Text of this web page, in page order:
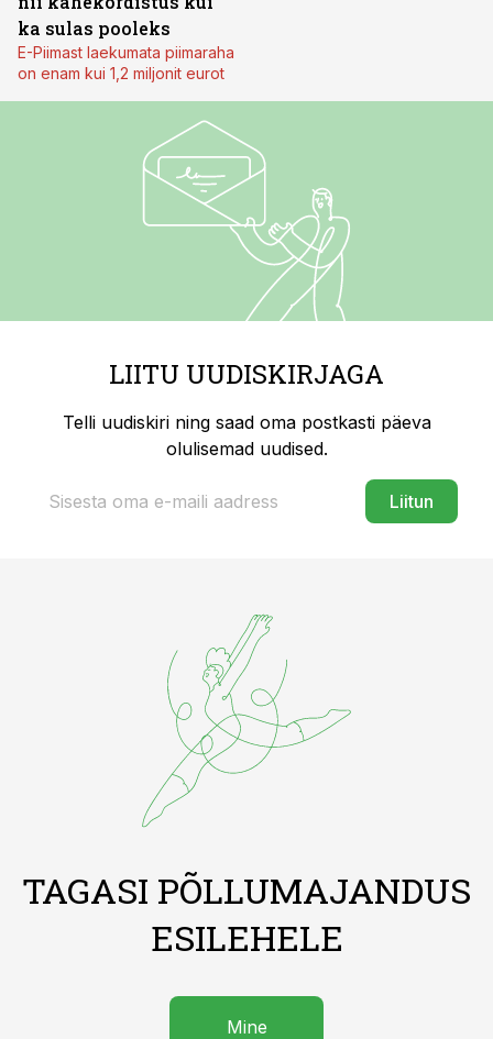
ka sulas pooleks
E-Piimast laekumata piimaraha
on enam kui 1,2 miljonit eurot
LIITU UUDISKIRJAGA
Telli uudiskiri ning saad oma postkasti päeva
olulisemad uudised.
Liitun
TAGASI PÕLLUMAJANDUS
ESILEHELE
Mine